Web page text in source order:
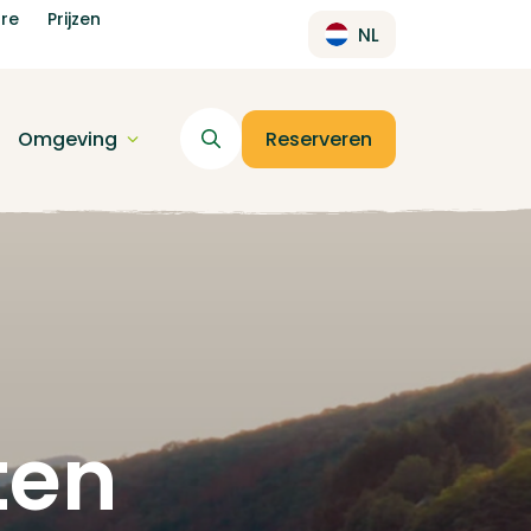
Prijzen
NL
Omgeving Reserveren